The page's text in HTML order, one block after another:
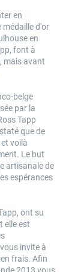
en
médaille d'or
en
font à
mais avant
belge
par la
Tapp
que de
voilà
Le but
artisanale de
espérances
ont su
elle est
invite à
frais. Afin
2013 vous